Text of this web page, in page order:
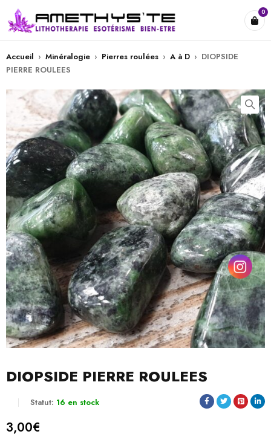
0
Accueil › Minéralogie › Pierres roulées › A à D › DIOPSIDE
PIERRE ROULEES
DIOPSIDE PIERRE ROULEES
Statut: 16 en stock
3,00€